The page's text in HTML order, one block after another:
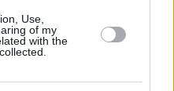
Use,
of my
with the
σε γερμανικό
προβοκάτσια»